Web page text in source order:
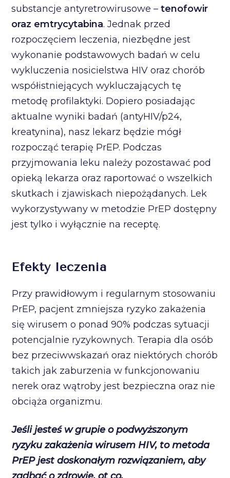
substancje antyretrowirusowe –tenofowir
oraz emtrycytabina. Jednak przed
rozpoczęciem leczenia, niezbędne jest
wykonanie podstawowych badań w celu
wykluczenia nosicielstwa HIV oraz chorób
współistniejących wykluczających tę
metodę profilaktyki. Dopiero posiadając
aktualne wyniki badań (antyHIV/p24,
kreatynina), nasz lekarz będzie mógł
rozpocząć terapię PrEP. Podczas
przyjmowania leku należy pozostawać pod
opieką lekarza oraz raportować o wszelkich
skutkach i zjawiskach niepożądanych. Lek
wykorzystywany w metodzie PrEP dostępny
jest tylko i wyłącznie na receptę.
Efekty leczenia
Przy prawidłowym i regularnym stosowaniu
PrEP, pacjent zmniejsza ryzyko zakażenia
się wirusem o ponad 90% podczas sytuacji
potencjalnie ryzykownych. Terapia dla osób
bez przeciwwskazań oraz niektórych chorób
takich jak zaburzenia w funkcjonowaniu
nerek oraz wątroby jest bezpieczna oraz nie
obciąża organizmu.
Jeśli jesteś w grupie o podwyższonym
ryzyku zakażenia wirusem HIV, to metoda
PrEP jest doskonałym rozwiązaniem, aby